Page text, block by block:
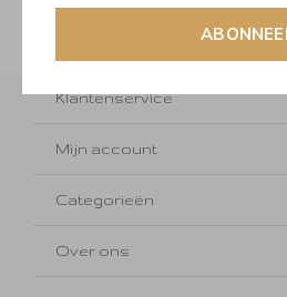
Klantenservice
Mijn account
Categorieën
Over ons